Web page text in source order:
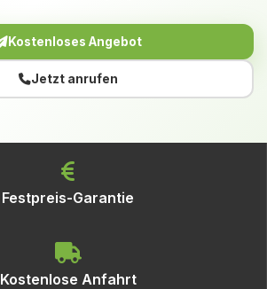
Kostenloses Angebot
Jetzt anrufen
Festpreis-Garantie
Kostenlose Anfahrt